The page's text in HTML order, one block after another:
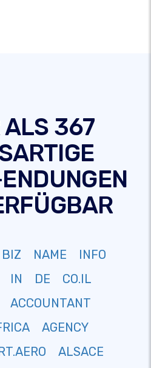
ALS 367
BIZ NAME
INFO
IN DE
CO.IL
ACCOUNTANT
AGENCY
ALSACE